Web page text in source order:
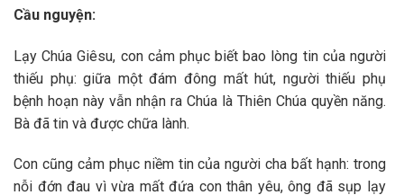
Cầu nguyện:
Lạy Chúa Giêsu, con cảm phục biết bao lòng tin của người
thiếu phụ: giữa một đám đông mất hút, người thiếu phụ
bệnh hoạn này vẫn nhận ra Chúa là Thiên Chúa quyền năng.
Bà đã tin và được chữa lành.
Con cũng cảm phục niềm tin của người cha bất hạnh: trong
nỗi đớn đau vì vừa mất đứa con thân yêu, ông đã sụp lạy